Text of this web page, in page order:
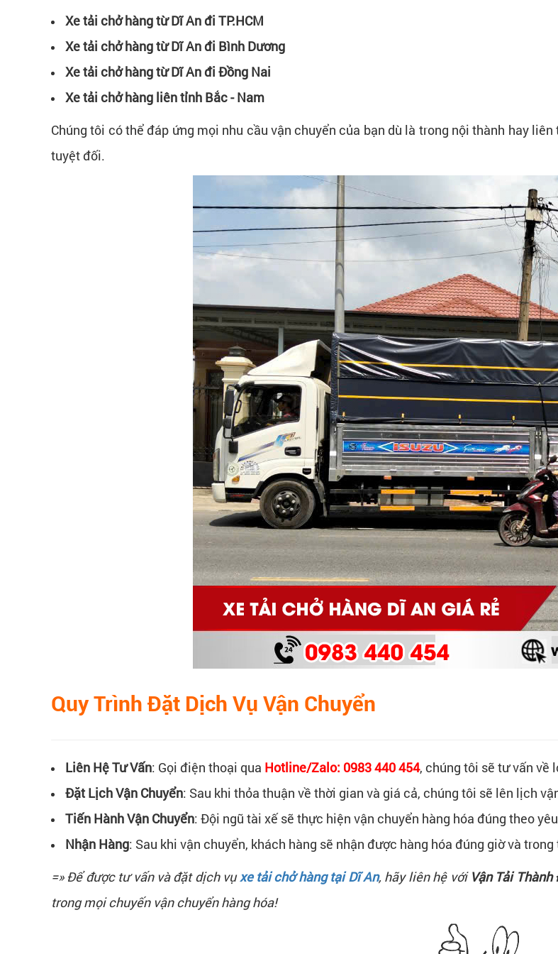
Xe tải chở hàng từ Dĩ An đi TP.HCM
Xe tải chở hàng từ Dĩ An đi Bình Dương
Xe tải chở hàng từ Dĩ An đi Đồng Nai
Xe tải chở hàng liên tỉnh Bắc - Nam
Chúng tôi có thể đáp ứng mọi nhu cầu vận chuyển của bạn dù là trong nội thành hay
tuyệt đối.
Quy Trình Đặt Dịch Vụ Vận Chuyển
Liên Hệ Tư Vấn: Gọi điện thoại qua Hotline/Zalo: 0983 440 454, chúng tôi sẽ tư vấn về
Đặt Lịch Vận Chuyển: Sau khi thỏa thuận về thời gian và giá cả, chúng tôi sẽ lên lịch
Tiến Hành Vận Chuyển: Đội ngũ tài xế sẽ thực hiện vận chuyển hàng hóa đúng theo
Nhận Hàng: Sau khi vận chuyển, khách hàng sẽ nhận được hàng hóa đúng giờ và
=» Để được tư vấn và đặt dịch vụxe tải chở hàng tại Dĩ An, hãy liên hệ với Vận Tải Thành
trong mọi chuyến vận chuyển hàng hóa!